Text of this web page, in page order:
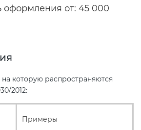
оформления от: 45 000
которую распространяются
2012:
Примеры